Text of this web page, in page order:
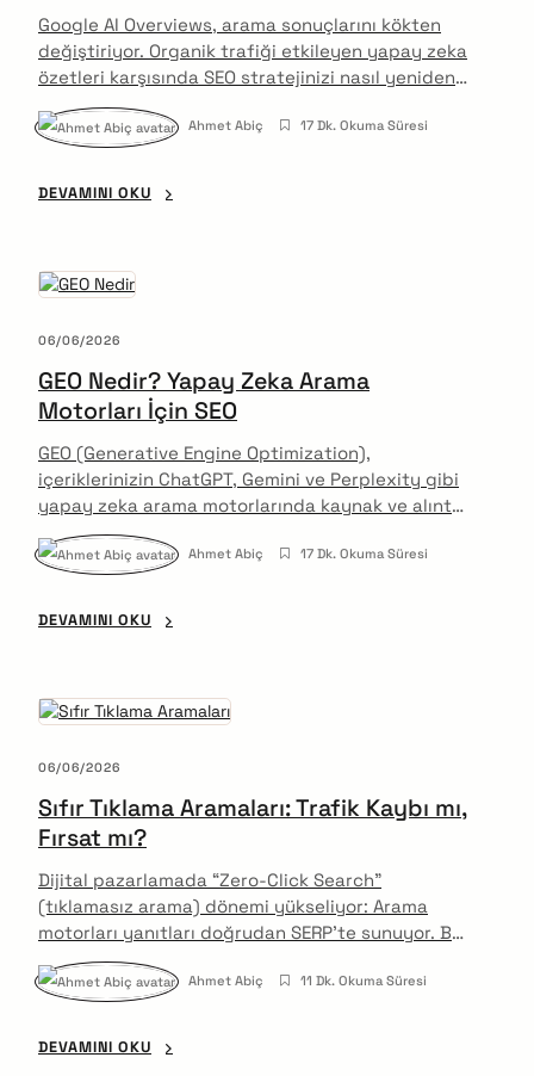
Google AI Overviews, arama sonuçlarını kökten
değiştiriyor. Organik trafiği etkileyen yapay zeka
özetleri karşısında SEO stratejinizi nasıl yeniden
kurmalısınız?
Ahmet Abiç 17 Dk. Okuma Süresi
DEVAMINI OKU
06/06/2026
GEO Nedir? Yapay Zeka Arama
Motorları İçin SEO
GEO (Generative Engine Optimization),
içeriklerinizin ChatGPT, Gemini ve Perplexity gibi
yapay zeka arama motorlarında kaynak ve alıntı
olarak yer almasını sağlayan optimizasyon
disiplinidir. Klasik SEO'nun ötesine geçen bu
Ahmet Abiç 17 Dk. Okuma Süresi
DEVAMINI OKU
06/06/2026
Sıfır Tıklama Aramaları: Trafik Kaybı mı,
Fırsat mı?
Dijital pazarlamada “Zero-Click Search”
(tıklamasız arama) dönemi yükseliyor: Arama
motorları yanıtları doğrudan SERP’te sunuyor. Bu
durum SEO ve trafik için ne anlama geliyor?
İstatistikler ve uzman önerileri eşliğinde bu
Ahmet Abiç 11 Dk. Okuma Süresi
DEVAMINI OKU